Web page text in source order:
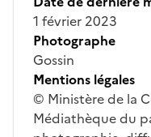
1 février 2023
Photographe
Gossin
Mentions légales
© Ministère de la
Médiathèque du